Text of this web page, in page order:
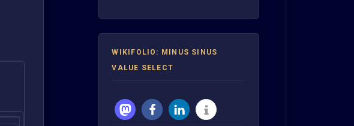
WIKIFOLIO: MINUS SINUS
VALUE SELECT